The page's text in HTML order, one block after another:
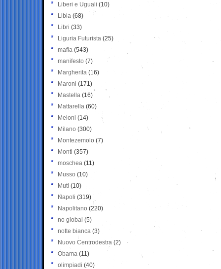
Liberi e Uguali (10)
Libia (68)
Libri (33)
Liguria Futurista (25)
mafia (543)
manifesto (7)
Margherita (16)
Maroni (171)
Mastella (16)
Mattarella (60)
Meloni (14)
Milano (300)
Montezemolo (7)
Monti (357)
moschea (11)
Musso (10)
Muti (10)
Napoli (319)
Napolitano (220)
no global (5)
notte bianca (3)
Nuovo Centrodestra (2)
Obama (11)
olimpiadi (40)